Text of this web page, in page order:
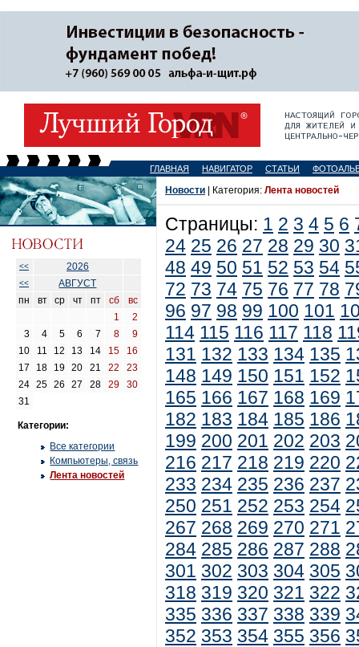
ГЛАВНАЯ НАВИГАТОР СТАТЬИ
<< 2026
<<
АВГУСТ
пн
вт ср чт пт сб
вс
1
2
3
4 5 6 7 8
9
10
11 12 13 14 15
16
17
18 19 20 21 22
23
24
25 26 27 28 29
30
31
Категории:
Все категории
Компьютеры, связь
Лента новостей
Новости | Категория: Лента новостей
Страницы: 1 2 3 4 5 6
24 25 26 27 28 29 30
48 49 50 51 52 53 54
72 73 74 75 76 77 78
96 97 98 99 100 101
114 115 116 117 118
131 132 133 134 135
148 149 150 151 152
165 166 167 168 169
182 183 184 185 186
199 200 201 202 203
216 217 218 219 220
233 234 235 236 237
250 251 252 253 254
267 268 269 270 271
284 285 286 287 288
301 302 303 304 305
318 319 320 321 322
335 336 337 338 339
352 353 354 355 356